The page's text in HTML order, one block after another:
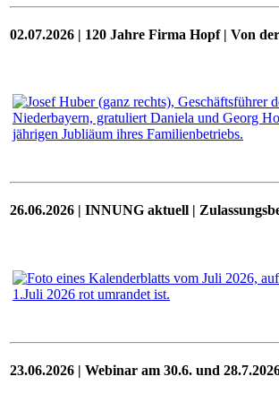
02.07.2026 | 120 Jahre Firma Hopf | Von
26.06.2026 | INNUNG aktuell |
23.06.2026 | Webinar am 30.6. und